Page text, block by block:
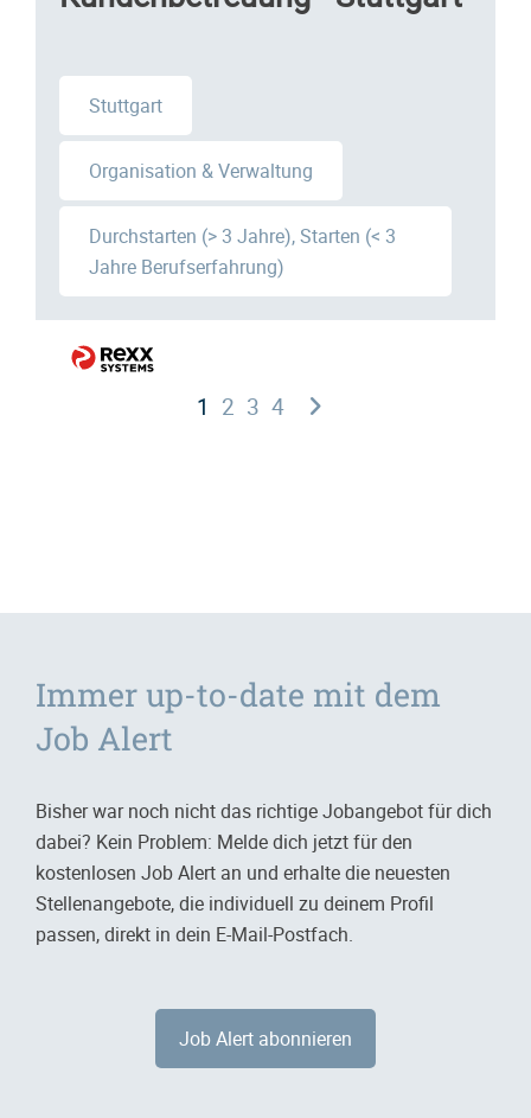
Stuttgart
Organisation & Verwaltung
Durchstarten (> 3 Jahre), Starten (< 3
Jahre Berufserfahrung)
1 2 3 4
Immer up-to-date mit dem
Job Alert
Bisher war noch nicht das richtige Jobangebot für dich
dabei? Kein Problem: Melde dich jetzt für den
kostenlosen Job Alert an und erhalte die neuesten
Stellenangebote, die individuell zu deinem Profil
passen, direkt in dein E-Mail-Postfach.
Job Alert abonnieren